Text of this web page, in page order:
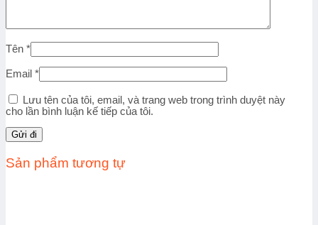
Tên *
Email *
Lưu tên của tôi, email, và trang web trong trình duyệt này
cho lần bình luận kế tiếp của tôi.
Sản phẩm tương tự